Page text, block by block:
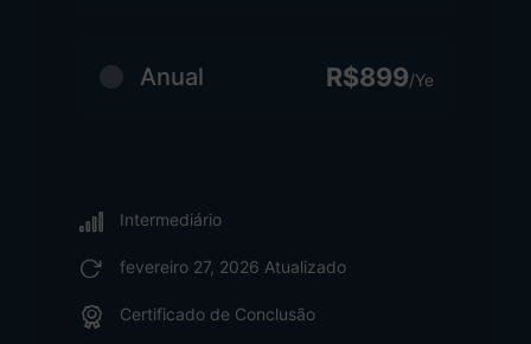
Anual R$899/Ye
Intermediário
fevereiro 27, 2026 Atualizado
Certificado de Conclusão